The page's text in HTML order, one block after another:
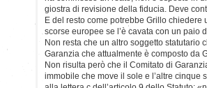
giostra di revisione della fiducia. Deve
E del resto come potrebbe Grillo
scorse europee se l’è cavata con un paio
Non resta che un altro soggetto statutario
Garanzia che attualmente è composto da
Non risulta però che il Comitato di
immobile che move il sole e l’altre